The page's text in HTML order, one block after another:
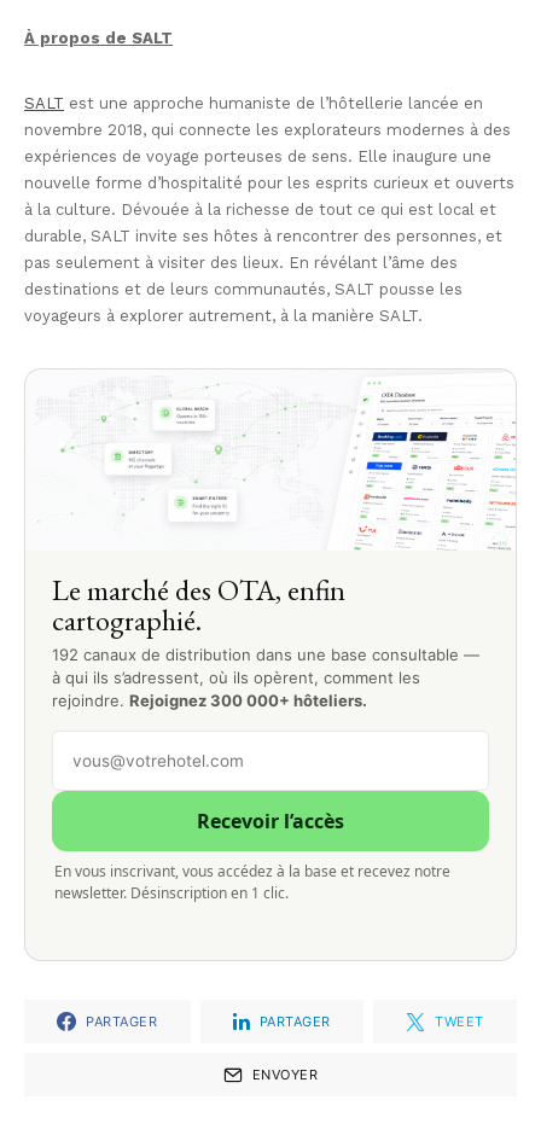
À propos de SALT
SALT est une approche humaniste de l’hôtellerie lancée en
novembre 2018, qui connecte les explorateurs modernes à des
expériences de voyage porteuses de sens. Elle inaugure une
nouvelle forme d’hospitalité pour les esprits curieux et ouverts
à la culture. Dévouée à la richesse de tout ce qui est local et
durable, SALT invite ses hôtes à rencontrer des personnes, et
pas seulement à visiter des lieux. En révélant l’âme des
destinations et de leurs communautés, SALT pousse les
voyageurs à explorer autrement, à la manière SALT.
Le marché des OTA, enfin
cartographié.
192 canaux de distribution dans une base consultable —
à qui ils s’adressent, où ils opèrent, comment les
rejoindre. Rejoignez 300 000+ hôteliers.
Recevoir l’accès
En vous inscrivant, vous accédez à la base et recevez notre
newsletter. Désinscription en 1 clic.
PARTAGER PARTAGER TWEET
ENVOYER